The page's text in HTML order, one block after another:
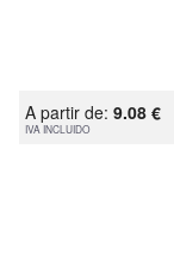
A partir de: 9.08 €
IVA INCLUIDO